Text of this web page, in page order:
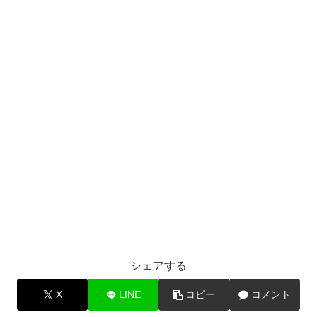
シェアする
X LINE コピー コメント